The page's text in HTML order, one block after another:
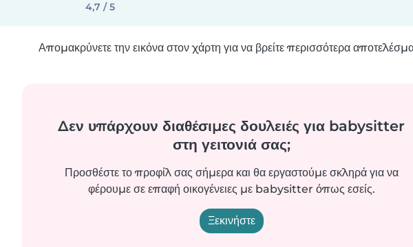
4,7 / 5
Απομακρύνετε την εικόνα στον χάρτη για να βρείτε περισσότερα
Δεν υπάρχουν διαθέσιμες δουλειές για babysitter
στη γειτονιά σας;
Προσθέστε το προφίλ σας σήμερα και θα εργαστούμε σκληρά για να
φέρουμε σε επαφή οικογένειες με babysitter όπως εσείς.
Ξεκινήστε